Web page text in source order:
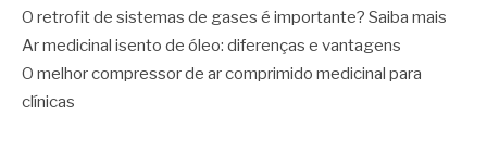
O retrofit de sistemas de gases é importante? Saiba mais
Ar medicinal isento de óleo: diferenças e vantagens
O melhor compressor de ar comprimido medicinal para
clínicas